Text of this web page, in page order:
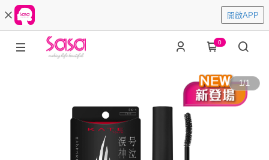
開啟APP
0
1/1